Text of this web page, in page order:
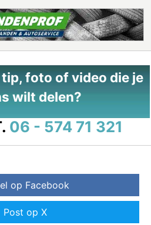
tip, foto of video die je
wilt delen?
06 - 574 71 321
op Facebook
Post op X